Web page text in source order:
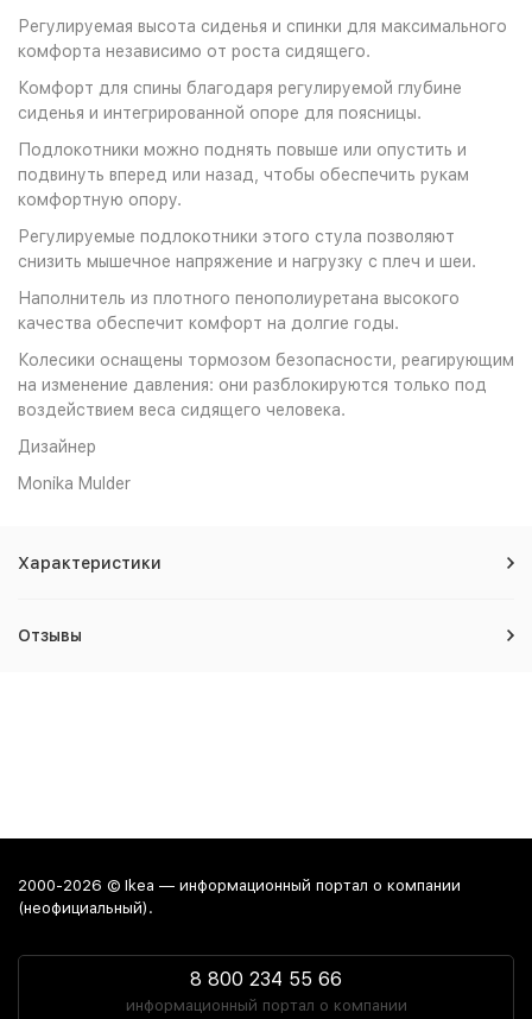
Регулируемая высота сиденья и спинки для максимального
комфорта независимо от роста сидящего.
Комфорт для спины благодаря регулируемой глубине
сиденья и интегрированной опоре для поясницы.
Подлокотники можно поднять повыше или опустить и
подвинуть вперед или назад, чтобы обеспечить рукам
комфортную опору.
Регулируемые подлокотники этого стула позволяют
снизить мышечное напряжение и нагрузку с плеч и шеи.
Наполнитель из плотного пенополиуретана высокого
качества обеспечит комфорт на долгие годы.
Колесики оснащены тормозом безопасности, реагирующим
на изменение давления: они разблокируются только под
воздействием веса сидящего человека.
Дизайнер
Monika Mulder
Характеристики
Отзывы
2000-2026 © Ikea — информационный портал о компании
(неофициальный).
8 800 234 55 66
информационный портал о компании